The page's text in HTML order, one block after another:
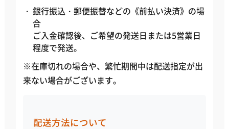
銀行振込・郵便振替などの《前払い決済》の場
合
ご入金確認後、ご希望の発送日または5営業日
程度で発送。
※在庫切れの場合や、繁忙期間中は配送指定が出
来ない場合がございます。
配送方法について